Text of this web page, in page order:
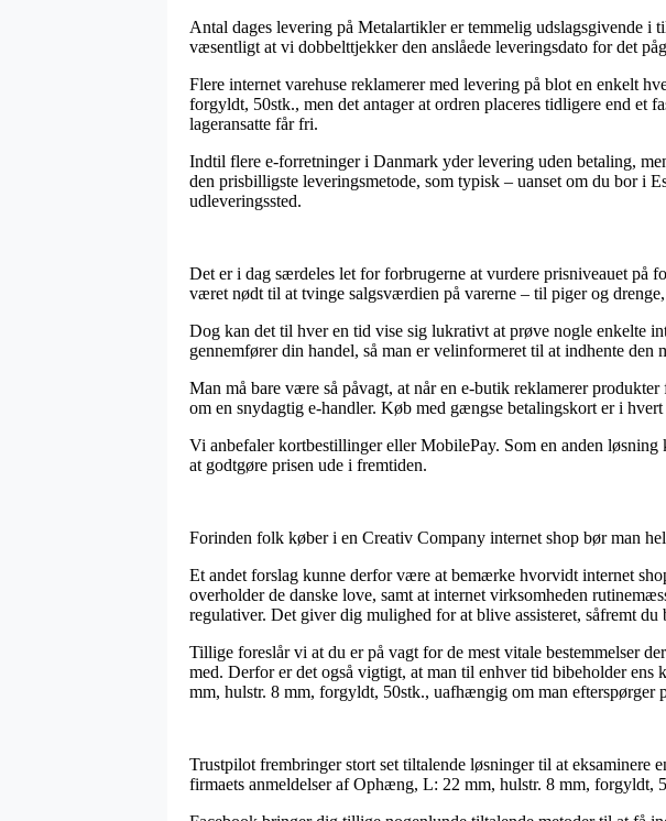
Antal dages levering på Metalartikler er temmelig udslagsgivende i
væsentligt at vi dobbelttjekker den anslåede leveringsdato for det
Flere internet varehuse reklamerer med levering på blot en enkelt
forgyldt, 50stk., men det antager at ordren placeres tidligere end et
lageransatte får fri.
Indtil flere e-forretninger i Danmark yder levering uden betaling,
den prisbilligste leveringsmetode, som typisk – uanset om du bor i
udleveringssted.
Det er i dag særdeles let for forbrugerne at vurdere prisniveauet på
været nødt til at tvinge salgsværdien på varerne – til piger og
Dog kan det til hver en tid vise sig lukrativt at prøve nogle enkelte
gennemfører din handel, så man er velinformeret til at indhente den
Man må bare være så påvagt, at når en e-butik reklamerer
om en snydagtig e-handler. Køb med gængse betalingskort er i
Vi anbefaler kortbestillinger eller MobilePay. Som en anden
at godtgøre prisen ude i fremtiden.
Forinden folk køber i en Creativ Company internet shop bør man
Et andet forslag kunne derfor være at bemærke hvorvidt internet
overholder de danske love, samt at internet virksomheden
regulativer. Det giver dig mulighed for at blive assisteret, såfremt
Tillige foreslår vi at du er på vagt for de mest vitale bestemmelser
med. Derfor er det også vigtigt, at man til enhver tid bibeholder
mm, hulstr. 8 mm, forgyldt, 50stk., uafhængig om man efterspørger
Trustpilot frembringer stort set tiltalende løsninger til at eksaminere
firmaets anmeldelser af Ophæng, L: 22 mm, hulstr. 8 mm, forgyldt,